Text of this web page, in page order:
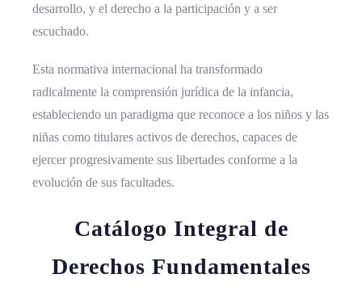
desarrollo, y el derecho a la participación y a ser
escuchado.
Esta normativa internacional ha transformado
radicalmente la comprensión jurídica de la infancia,
estableciendo un paradigma que reconoce a los niños y las
niñas como titulares activos de derechos, capaces de
ejercer progresivamente sus libertades conforme a la
evolución de sus facultades.
Catálogo Integral de
Derechos Fundamentales